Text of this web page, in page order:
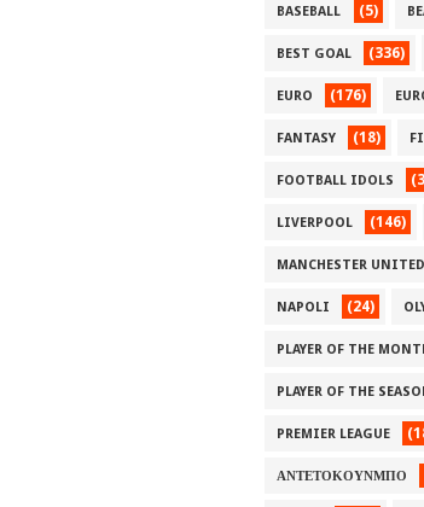
BASEBALL (5)
BEST GOAL (336)
EURO (176)
FANTASY (18)
FOOTBALL IDOLS
LIVERPOOL (146)
MANCHESTER UNITED
NAPOLI (24)
PLAYER OF THE
PLAYER OF THE
PREMIER LEAGUE
ΑΝΤΕΤΟΚΟΥΝΜΠΟ